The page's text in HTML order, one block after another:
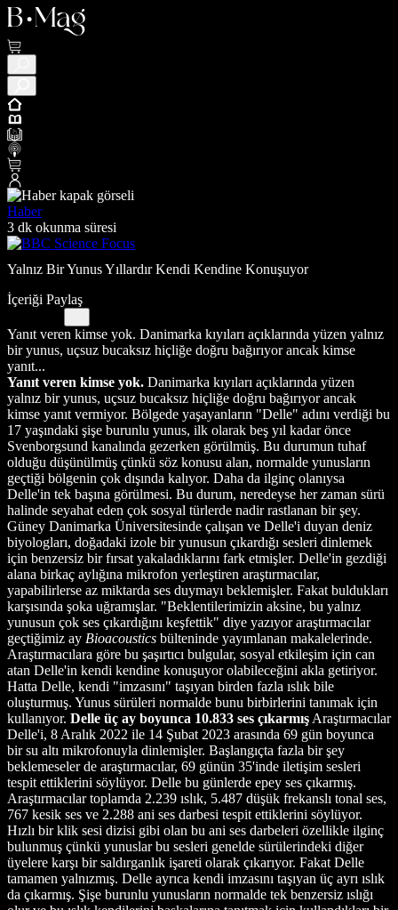
Haber
3 dk okunma süresi
Yalnız Bir Yunus Yıllardır Kendi Kendine Konuşuyor
İçeriği Paylaş
Yanıt veren kimse yok. Danimarka kıyıları açıklarında yüzen yalnız
bir yunus, uçsuz bucaksız hiçliğe doğru bağırıyor ancak kimse
yanıt...
Yanıt veren kimse yok. Danimarka kıyıları açıklarında yüzen
yalnız bir yunus, uçsuz bucaksız hiçliğe doğru bağırıyor ancak
kimse yanıt vermiyor. Bölgede yaşayanların "Delle" adını verdiği bu
17 yaşındaki şişe burunlu yunus, ilk olarak beş yıl kadar önce
Svenborgsund kanalında gezerken görülmüş. Bu durumun tuhaf
olduğu düşünülmüş çünkü söz konusu alan, normalde yunusların
geçtiği bölgenin çok dışında kalıyor. Daha da ilginç olanıysa
Delle'in tek başına görülmesi. Bu durum, neredeyse her zaman sürü
halinde seyahat eden çok sosyal türlerde nadir rastlanan bir şey.
Güney Danimarka Üniversitesinde çalışan ve Delle'i duyan deniz
biyologları, doğadaki izole bir yunusun çıkardığı sesleri dinlemek
için benzersiz bir fırsat yakaladıklarını fark etmişler. Delle'in gezdiği
alana birkaç aylığına mikrofon yerleştiren araştırmacılar,
yapabilirlerse az miktarda ses duymayı beklemişler. Fakat buldukları
karşısında şoka uğramışlar. "Beklentilerimizin aksine, bu yalnız
yunusun çok ses çıkardığını keşfettik" diye yazıyor araştırmacılar
geçtiğimiz ay Bioacoustics bülteninde yayımlanan makalelerinde.
Araştırmacılara göre bu şaşırtıcı bulgular, sosyal etkileşim için can
atan Delle'in kendi kendine konuşuyor olabileceğini akla getiriyor.
Hatta Delle, kendi "imzasını" taşıyan birden fazla ıslık bile
oluşturmuş. Yunus sürüleri normalde bunu birbirlerini tanımak için
kullanıyor. Delle üç ay boyunca 10.833 ses çıkarmış Araştırmacılar
Delle'i, 8 Aralık 2022 ile 14 Şubat 2023 arasında 69 gün boyunca
bir su altı mikrofonuyla dinlemişler. Başlangıçta fazla bir şey
beklemeseler de araştırmacılar, 69 günün 35'inde iletişim sesleri
tespit ettiklerini söylüyor. Delle bu günlerde epey ses çıkarmış.
Araştırmacılar toplamda 2.239 ıslık, 5.487 düşük frekanslı tonal ses,
767 kesik ses ve 2.288 ani ses darbesi tespit ettiklerini söylüyor.
Hızlı bir klik sesi dizisi gibi olan bu ani ses darbeleri özellikle ilginç
bulunmuş çünkü yunuslar bu sesleri genelde sürülerindeki diğer
üyelere karşı bir saldırganlık işareti olarak çıkarıyor. Fakat Delle
tamamen yalnızmış. Delle ayrıca kendi imzasını taşıyan üç ayrı ıslık
da çıkarmış. Şişe burunlu yunusların normalde tek benzersiz ıslığı